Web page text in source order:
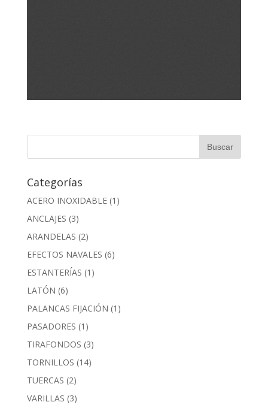
Categorías
ACERO INOXIDABLE(1)
ANCLAJES (3)
ARANDELAS (2)
EFECTOS NAVALES (6)
ESTANTERÍAS (1)
LATÓN (6)
PALANCAS FIJACIÓN (1)
PASADORES (1)
TIRAFONDOS (3)
TORNILLOS (14)
TUERCAS (2)
VARILLAS (3)